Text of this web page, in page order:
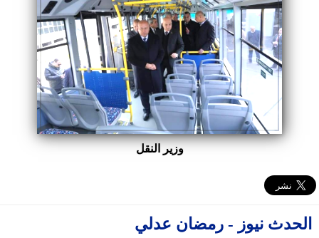
وزير النقل
الحدث نيوز - رمضان عدلي